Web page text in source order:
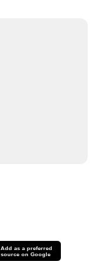
Add as a preferred
source on Google